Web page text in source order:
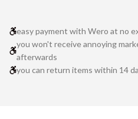
easy payment with Wero at no
you won't receive annoying
afterwards
you can return items within 14